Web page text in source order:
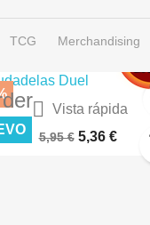
TCG Merchandising
 Vista rápida
FLOCK 2MM SECO
5,95 € 5,36 €